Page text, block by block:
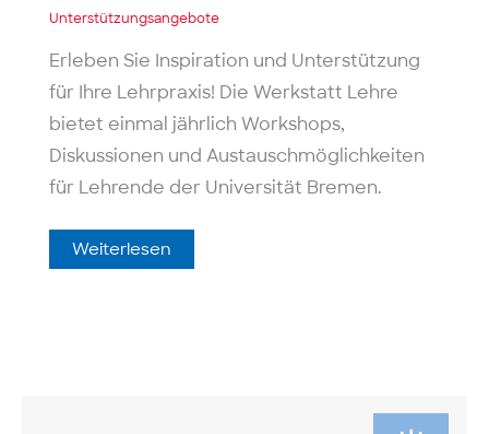
Unterstützungsangebote
Erleben Sie Inspiration und Unterstützung
für Ihre Lehrpraxis! Die Werkstatt Lehre
bietet einmal jährlich Workshops,
Diskussionen und Austauschmöglichkeiten
für Lehrende der Universität Bremen.
Hochschul­
Weiterlesen